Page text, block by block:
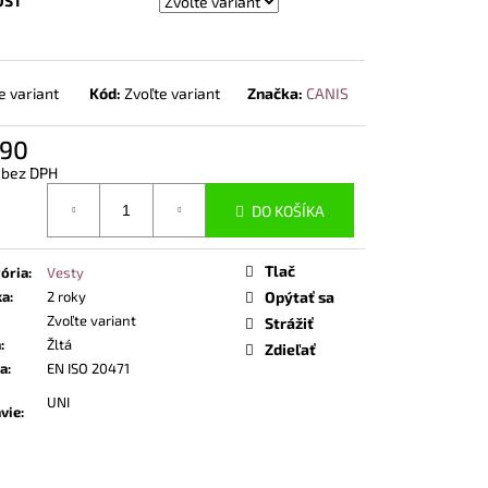
variant Kód: Zvoľte variant Značka: CANIS
DPH
DO KOŠÍKA
:
Vesty
:
2 roky
Zvoľte variant
:
Žltá
: EN ISO 20471
:
UNI
Tlač
Opýtať sa
Strážiť
Zdieľať
OBUV UVEX 2